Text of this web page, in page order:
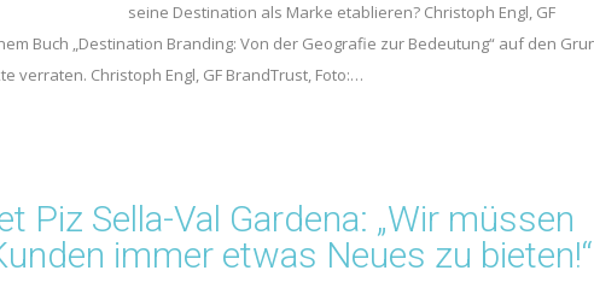
seine Destination als Marke etablieren? Christoph Engl, GF
Buch „Destination Branding: Von der Geografie zur Bedeutung“ auf den
verraten. Christoph Engl, GF BrandTrust, Foto:…
Piz Sella-Val Gardena: „Wir müssen
immer etwas Neues zu bieten!“